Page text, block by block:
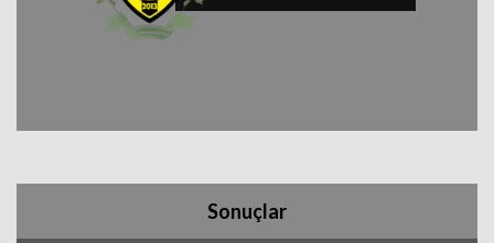
Sonuçlar